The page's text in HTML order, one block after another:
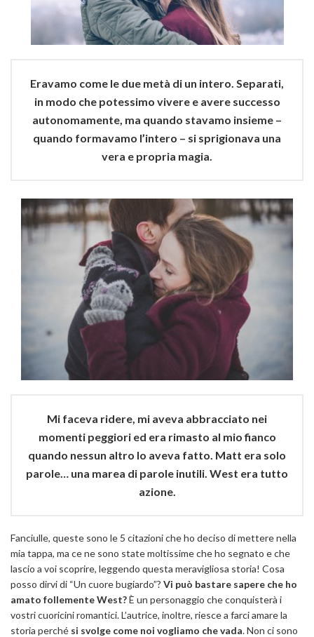
Eravamo come le due metà di un intero. Separati,
in modo che potessimo vivere e avere successo
autonomamente, ma quando stavamo insieme –
quando formavamo l’intero – si sprigionava una
vera e propria magia.
Mi faceva ridere, mi aveva abbracciato nei
momenti peggiori ed era rimasto al mio fianco
quando nessun altro lo aveva fatto. Matt era solo
parole… una marea di parole inutili. West era tutto
azione.
Fanciulle, queste sono le 5 citazioni che ho deciso di mettere nella
mia tappa, ma ce ne sono state moltissime che ho segnato e che
lascio a voi scoprire, leggendo questa meravigliosa storia! Cosa
posso dirvi di “Un cuore bugiardo”? Vi può bastare sapere che ho
amato follemente West?È un personaggio che conquisterà i
vostri cuoricini romantici. L’autrice, inoltre, riesce a farci amare la
storia perché si svolge come noi vogliamo che vada. Non ci sono